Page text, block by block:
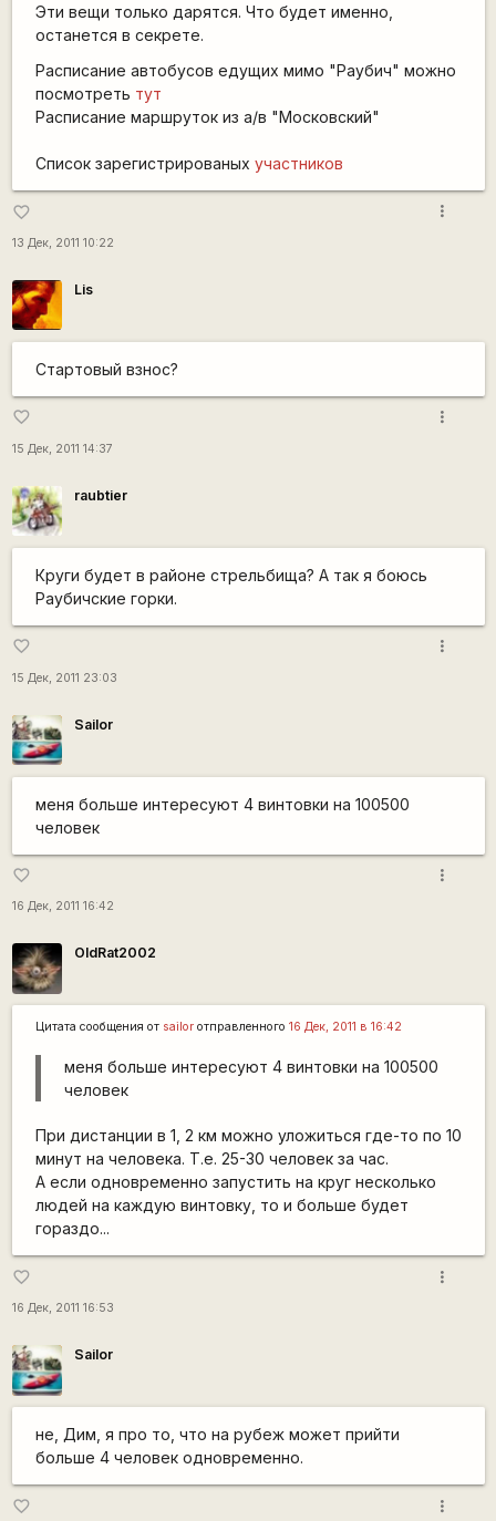
Эти вещи только дарятся. Что будет именно,
останется в секрете.
Расписание автобусов едущих мимо "Раубич" можно
посмотреть тут
Расписание маршруток из а/в "Московский"
Список зарегистрированых участников
favorite_border
13 Дек, 2011 10:22
more_vert
Lis
Стартовый взнос?
favorite_border
15 Дек, 2011 14:37
more_vert
raubtier
Круги будет в районе стрельбища? А так я боюсь
Раубичские горки.
favorite_border
15 Дек, 2011 23:03
more_vert
Sailor
меня больше интересуют 4 винтовки на 100500
человек
favorite_border
16 Дек, 2011 16:42
more_vert
OldRat2002
Цитата сообщения от sailorотправленного 16 Дек, 2011 в 16:42
меня больше интересуют 4 винтовки на 100500
человек
При дистанции в 1, 2 км можно уложиться где-то по 10
минут на человека. Т.е. 25-30 человек за час.
А если одновременно запустить на круг несколько
людей на каждую винтовку, то и больше будет
гораздо...
favorite_border
16 Дек, 2011 16:53
more_vert
Sailor
не, Дим, я про то, что на рубеж может прийти
больше 4 человек одновременно.
favorite_border more_vert